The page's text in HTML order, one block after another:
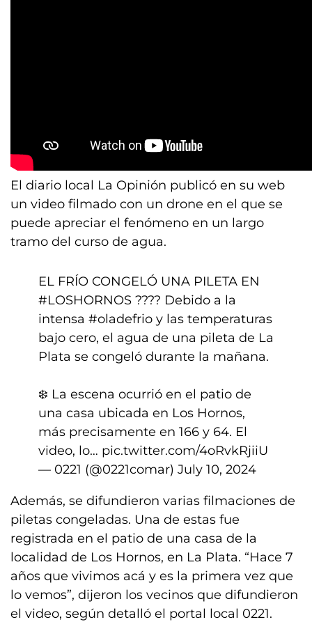
El diario local La Opinión publicó en su web
un video filmado con un drone en el que se
puede apreciar el fenómeno en un largo
tramo del curso de agua.
EL FRÍO CONGELÓ UNA PILETA EN
#LOSHORNOS ???? Debido a la
intensa #oladefrio y las temperaturas
bajo cero, el agua de una pileta de La
Plata se congeló durante la mañana.
❄️ La escena ocurrió en el patio de
una casa ubicada en Los Hornos,
más precisamente en 166 y 64. El
video, lo… pic.twitter.com/4oRvkRjiiU
— 0221 (@0221comar) July 10, 2024
Además, se difundieron varias filmaciones de
piletas congeladas. Una de estas fue
registrada en el patio de una casa de la
localidad de Los Hornos, en La Plata. “Hace 7
años que vivimos acá y es la primera vez que
lo vemos”, dijeron los vecinos que difundieron
el video, según detalló el portal local 0221.